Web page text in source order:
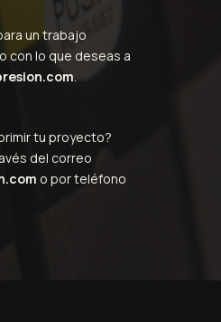
un trabajo
con lo que deseas a
.
tu proyecto?
del correo
o por teléfono